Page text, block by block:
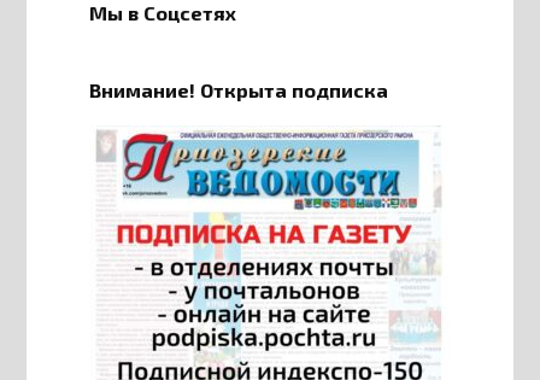
Мы в Соцсетях
Внимание! Открыта подписка